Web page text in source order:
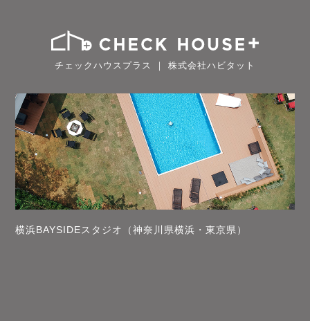
チェックハウスプラス ｜ 株式会社ハビタット
横浜BAYSIDEスタジオ（神奈川県横浜・東京県）